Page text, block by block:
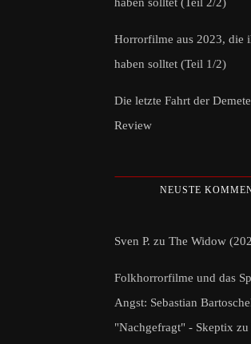
Horrorfilme aus 2023, die
haben solltet (Teil 1/2)
Die letzte Fahrt der
Review
NEUSTE
Sven P. zu The Widow
Folkhorrorfilme und das
Angst: Sebastian
"Nachgefragt" - Skeptix zu